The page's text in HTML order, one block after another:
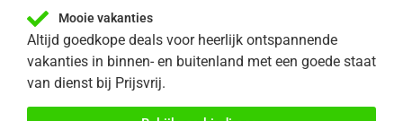
Mooie vakanties
Altijd goedkope deals voor heerlijk ontspannende
vakanties in binnen- en buitenland met een goede staat
van dienst bij Prijsvrij.